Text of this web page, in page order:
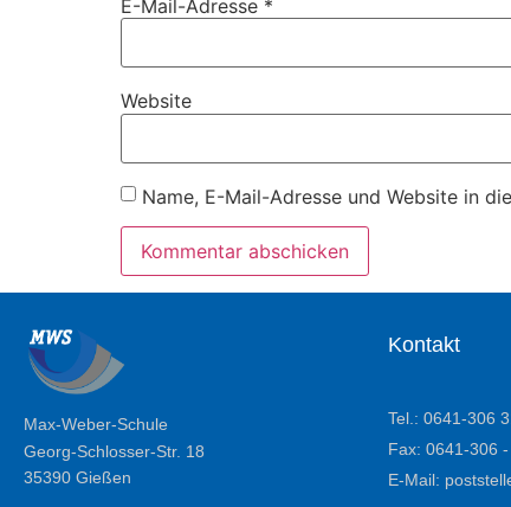
E-Mail-Adresse *
Website
Name, E-Mail-Adresse und Website in
Max-Weber-Schule
Georg-Schlosser-Str. 18
35390 Gießen
Kontakt
Tel.: 0641-306
Fax: 0641-306
E-Mail: